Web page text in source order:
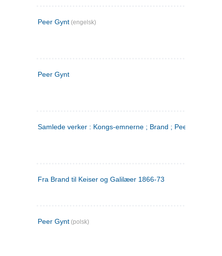
Peer Gynt (engelsk)
Peer Gynt
Samlede verker : Kongs-emnerne ; Brand ; Peer Gynt. 2
Fra Brand til Keiser og Galilæer 1866-73
Peer Gynt (polsk)